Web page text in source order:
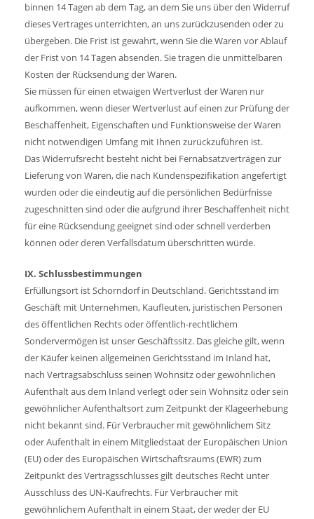
binnen 14 Tagen ab dem Tag, an dem Sie uns über den Widerruf
dieses Vertrages unterrichten, an uns zurückzusenden oder zu
übergeben. Die Frist ist gewahrt, wenn Sie die Waren vor Ablauf
der Frist von 14 Tagen absenden. Sie tragen die unmittelbaren
Kosten der Rücksendung der Waren.
Sie müssen für einen etwaigen Wertverlust der Waren nur
aufkommen, wenn dieser Wertverlust auf einen zur Prüfung der
Beschaffenheit, Eigenschaften und Funktionsweise der Waren
nicht notwendigen Umfang mit Ihnen zurückzuführen ist.
Das Widerrufsrecht besteht nicht bei Fernabsatzverträgen zur
Lieferung von Waren, die nach Kundenspezifikation angefertigt
wurden oder die eindeutig auf die persönlichen Bedürfnisse
zugeschnitten sind oder die aufgrund ihrer Beschaffenheit nicht
für eine Rücksendung geeignet sind oder schnell verderben
können oder deren Verfallsdatum überschritten würde.
IX. Schlussbestimmungen
Erfüllungsort ist Schorndorf in Deutschland. Gerichtsstand im
Geschäft mit Unternehmen, Kaufleuten, juristischen Personen
des öffentlichen Rechts oder öffentlich-rechtlichem
Sondervermögen ist unser Geschäftssitz. Das gleiche gilt, wenn
der Käufer keinen allgemeinen Gerichtsstand im Inland hat,
nach Vertragsabschluss seinen Wohnsitz oder gewöhnlichen
Aufenthalt aus dem Inland verlegt oder sein Wohnsitz oder sein
gewöhnlicher Aufenthaltsort zum Zeitpunkt der Klageerhebung
nicht bekannt sind. Für Verbraucher mit gewöhnlichem Sitz
oder Aufenthalt in einem Mitgliedstaat der Europäischen Union
(EU) oder des Europäischen Wirtschaftsraums (EWR) zum
Zeitpunkt des Vertragsschlusses gilt deutsches Recht unter
Ausschluss des UN-Kaufrechts. Für Verbraucher mit
gewöhnlichem Aufenthalt in einem Staat, der weder der EU